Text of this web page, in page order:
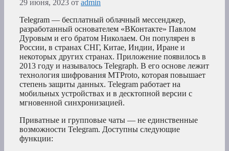
29 июня, 2023 от admin
Telegram — бесплатный облачный мессенджер,
разработанный основателем «ВКонтакте» Павлом
Дуровым и его братом Николаем. Он популярен в
России, в странах СНГ, Китае, Индии, Иране и
некоторых других странах. Приложение появилось в
2013 году и называлось Telegraph. В его основе лежит
технология шифрования MTProto, которая повышает
степень защиты данных. Telegram работает на
мобильных устройствах и в десктопной версии с
мгновенной синхронизацией.
Приватные и групповые чаты — не единственные
возможности Telegram. Доступны следующие
функции: